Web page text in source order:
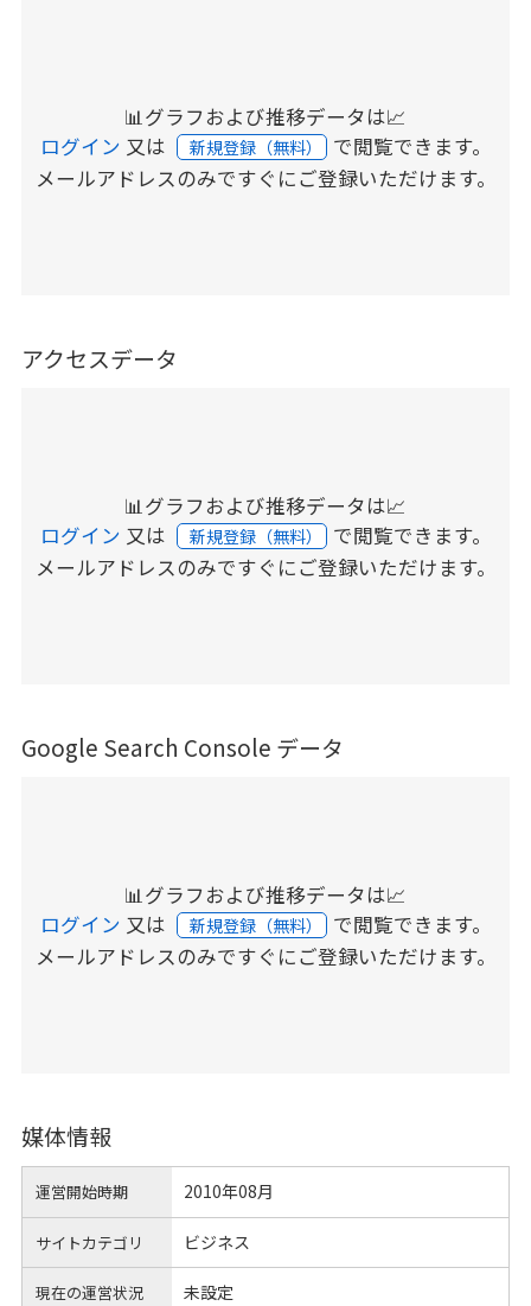
📊グラフおよび推移データは📈
ログイン 又は 新規登録（無料） で閲覧できます。
メールアドレスのみですぐにご登録いただけます。
アクセスデータ
📊グラフおよび推移データは📈
ログイン 又は 新規登録（無料） で閲覧できます。
メールアドレスのみですぐにご登録いただけます。
Google Search Console データ
📊グラフおよび推移データは📈
ログイン 又は 新規登録（無料） で閲覧できます。
メールアドレスのみですぐにご登録いただけます。
媒体情報
運営開始時期 2010年08月
サイトカテゴリ ビジネス
現在の運営状況 未設定